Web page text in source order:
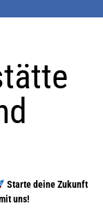
Starte deine Zukunft
uns!